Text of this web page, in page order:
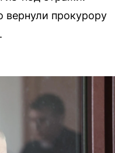
вернули прокурору